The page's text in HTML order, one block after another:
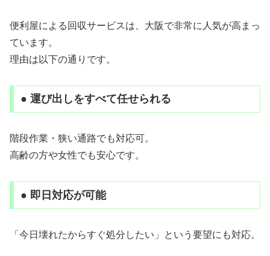
便利屋による回収サービスは、大阪で非常に人気が高まっ
ています。
理由は以下の通りです。
● 運び出しをすべて任せられる
階段作業・狭い通路でも対応可。
高齢の方や女性でも安心です。
● 即日対応が可能
「今日壊れたからすぐ処分したい」という要望にも対応。